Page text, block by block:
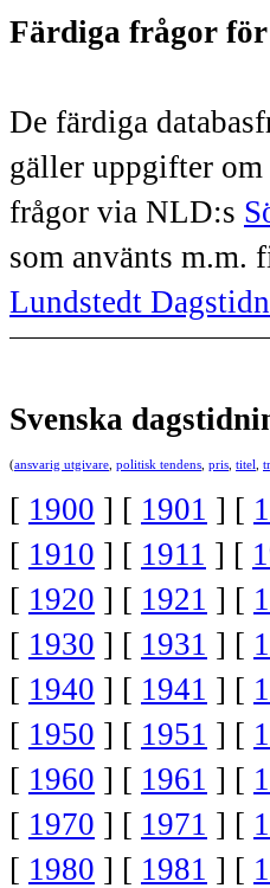
Färdiga frågor
De färdiga
gäller uppgifter om
frågor via NLD:s
som använts m.m.
Lundstedt
Svenska
(ansvarig utgivare politisk tendens pris titel
[ 1900 ] [ 1901 ] [
[ 1910 ] [ 1911 ] [
[ 1920 ] [ 1921 ] [
[ 1930 ] [ 1931 ] [
[ 1940 ] [ 1941 ] [
[ 1950 ] [ 1951 ] [
[ 1960 ] [ 1961 ] [
[ 1970 ] [ 1971 ] [
[ 1980 ] [ 1981 ] [